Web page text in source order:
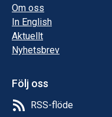
Om oss
In English
Aktuellt
Nyhetsbrev
Följ oss
RSS-flöde